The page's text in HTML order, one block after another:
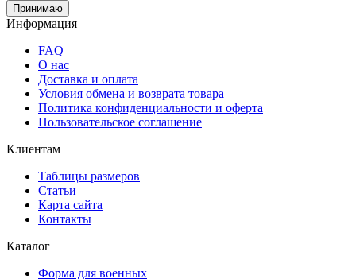
Принимаю
Информация
FAQ
О нас
Доставка и оплата
Условия обмена и возврата товара
Политика конфиденциальности и оферта
Пользовательское соглашение
Клиентам
Таблицы размеров
Статьи
Карта сайта
Контакты
Каталог
Форма для военных